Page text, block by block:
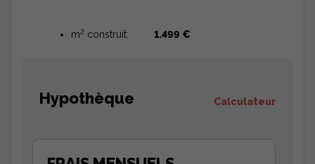
m2 construit: 1.499 €
Hypothèque Calculateur